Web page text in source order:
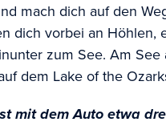
mach dich auf den
dich vorbei an Höhlen,
zum See. Am
dem Lake of the
mit dem Auto etwa